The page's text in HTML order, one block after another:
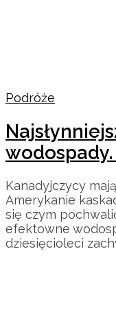
Podróże
wodospady.
Kanadyjczycy
Amerykanie
się czym
efektowne
dziesięcioleci